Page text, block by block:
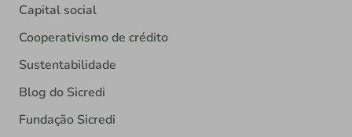
Capital social
Cooperativismo de crédito
Sustentabilidade
Blog do Sicredi
Fundação Sicredi